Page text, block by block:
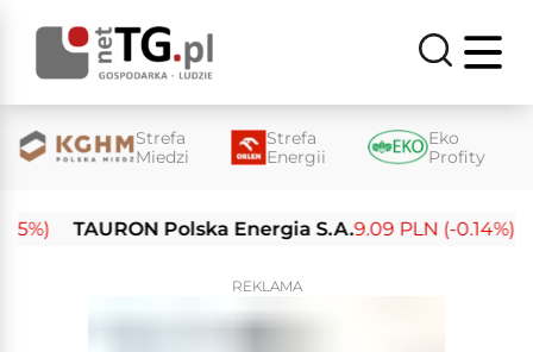
Strefa
Miedzi
Strefa
Energii
Eko
Profity
TAURON Polska Energia S.A.9.09 PLN (-0.14%)
REKLAMA